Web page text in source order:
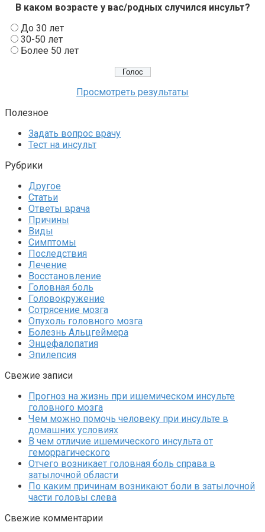
В каком возрасте у вас/родных случился инсульт?
До 30 лет
30-50 лет
Более 50 лет
Просмотреть результаты
Полезное
Задать вопрос врачу
Тест на инсульт
Рубрики
Другое
Статьи
Ответы врача
Причины
Виды
Симптомы
Последствия
Лечение
Восстановление
Головная боль
Головокружение
Сотрясение мозга
Опухоль головного мозга
Болезнь Альцгеймера
Энцефалопатия
Эпилепсия
Свежие записи
Прогноз на жизнь при ишемическом инсульте
головного мозга
Чем можно помочь человеку при инсульте в
домашних условиях
В чем отличие ишемического инсульта от
геморрагического
Отчего возникает головная боль справа в
затылочной области
По каким причинам возникают боли в затылочной
части головы слева
Свежие комментарии